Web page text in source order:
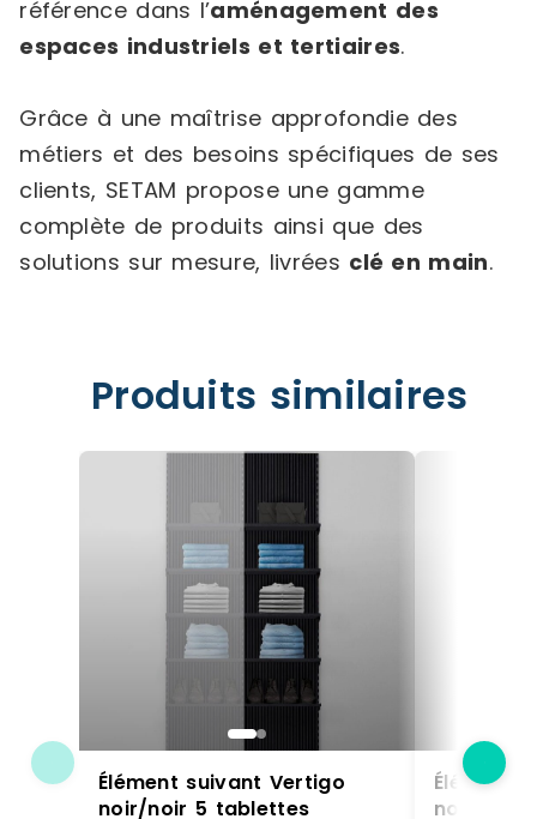
référence dans l’aménagement des
espaces industriels et tertiaires.
Grâce à une maîtrise approfondie des
métiers et des besoins spécifiques de ses
clients, SETAM propose une gamme
complète de produits ainsi que des
solutions sur mesure, livrées clé en main.
Produits similaires
Élément suivant Vertigo
noir/noir 5 tablettes
Élément
noir/noir